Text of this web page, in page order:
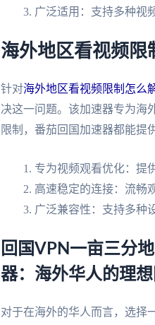
广泛适用：支持多种视
海外地区看视频限
针对海外地区看视频限制怎么
决这一问题。该加速器专为海
限制，番茄回国加速器都能提
专为视频观看优化：提
高速稳定的连接：流畅
广泛兼容性：支持多种
回国VPN一亩三分
器：海外华人的理
对于在海外的华人而言，选择